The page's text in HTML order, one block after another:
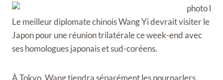
Le meilleur diplomate chinois Wang Yi devrait visiter le
Japon pour une réunion trilatérale ce week-end avec
ses homologues japonais et sud-coréens.
À Tokyo, Wang tiendra séparément les pourparlers